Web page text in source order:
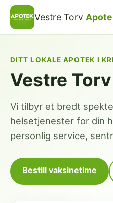
Vestre Torv
DITT LOKALE APOTEK I
Vestre
Vi tilbyr et bredt
helsetjenester for din
personlig service,
Bestill vaksinetime